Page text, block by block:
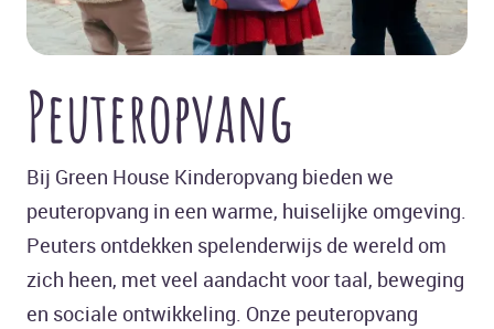
Peuteropvang
Bij Green House Kinderopvang bieden we
peuteropvang in een warme, huiselijke omgeving.
Peuters ontdekken spelenderwijs de wereld om
zich heen, met veel aandacht voor taal, beweging
en sociale ontwikkeling. Onze peuteropvang